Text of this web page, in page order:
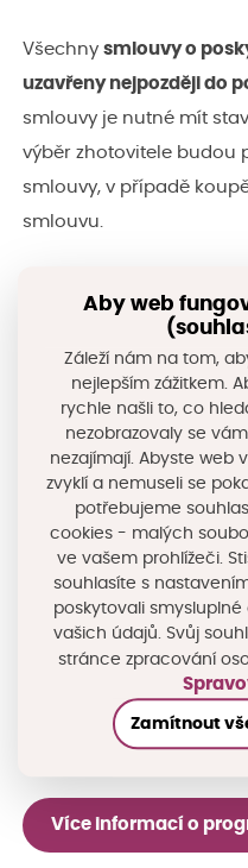
Všechny smlouvy o
uzavřeny nejpozději do
smlouvy je nutné mít
výběr zhotovitele budou
smlouvy, v případě
smlouvu.
žádosti o poskytnutí
postupovat v souladu
zadávání veřejných
zahájit před podáním
ho lze kdykoli bez
zadavatelem dle § 4
veřejných zakázek,
stanoven postup pro
určitého počtu
nabídek).
Zhotovitelé stavebních
realizace projektu
Significant Harm) neboli
Více informací o
Aby web
Záleží nám na tom,
nejlepším zážitkem.
rychle našli to, co
nezobrazovaly se
nezajímají. Abyste web
zvyklí a nemuseli se
potřebujeme
cookies - malých
ve vašem prohlížeči.
souhlasíte s
poskytovali smysluplné
vašich údajů. Svůj
stránce zpracování
Zamítnout